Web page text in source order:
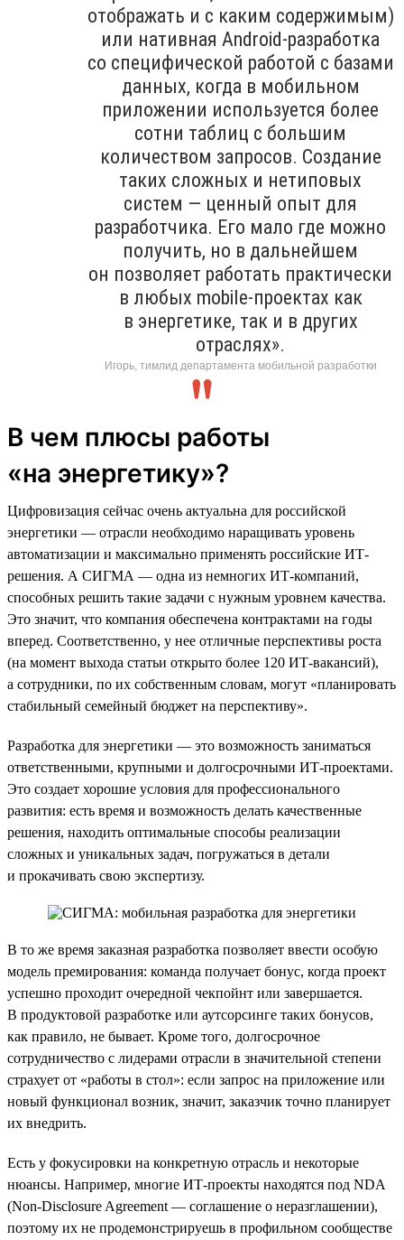
отображать и с каким содержимым)
или нативная Android-разработка
со специфической работой с базами
данных, когда в мобильном
приложении используется более
сотни таблиц с большим
количеством запросов. Создание
таких сложных и нетиповых
систем — ценный опыт для
разработчика. Его мало где можно
получить, но в дальнейшем
он позволяет работать практически
в любых mobile-проектах как
в энергетике, так и в других
отраслях».
Игорь, тимлид департамента мобильной разработки
В чем плюсы работы
«на энергетику»?
Цифровизация сейчас очень актуальна для российской
энергетики — отрасли необходимо наращивать уровень
автоматизации и максимально применять российские ИТ-
решения. А СИГМА — одна из немногих ИТ-компаний,
способных решить такие задачи с нужным уровнем качества.
Это значит, что компания обеспечена контрактами на годы
вперед. Соответственно, у нее отличные перспективы роста
(на момент выхода статьи открыто более 120 ИТ-вакансий),
а сотрудники, по их собственным словам, могут «планировать
стабильный семейный бюджет на перспективу».
Разработка для энергетики — это возможность заниматься
ответственными, крупными и долгосрочными ИТ-проектами.
Это создает хорошие условия для профессионального
развития: есть время и возможность делать качественные
решения, находить оптимальные способы реализации
сложных и уникальных задач, погружаться в детали
и прокачивать свою экспертизу.
В то же время заказная разработка позволяет ввести особую
модель премирования: команда получает бонус, когда проект
успешно проходит очередной чекпойнт или завершается.
В продуктовой разработке или аутсорсинге таких бонусов,
как правило, не бывает. Кроме того, долгосрочное
сотрудничество с лидерами отрасли в значительной степени
страхует от «работы в стол»: если запрос на приложение или
новый функционал возник, значит, заказчик точно планирует
их внедрить.
Есть у фокусировки на конкретную отрасль и некоторые
нюансы. Например, многие ИТ-проекты находятся под NDA
(Non-Disclosure Agreement — соглашение о неразглашении),
поэтому их не продемонстрируешь в профильном сообществе